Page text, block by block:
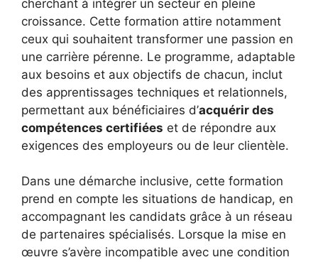
cherchant à intégrer un secteur en pleine
croissance. Cette formation attire notamment
ceux qui souhaitent transformer une passion en
une carrière pérenne. Le programme, adaptable
aux besoins et aux objectifs de chacun, inclut
des apprentissages techniques et relationnels,
permettant aux bénéficiaires d’acquérir des
compétences certifiées et de répondre aux
exigences des employeurs ou de leur clientèle.
Dans une démarche inclusive, cette formation
prend en compte les situations de handicap, en
accompagnant les candidats grâce à un réseau
de partenaires spécialisés. Lorsque la mise en
œuvre s’avère incompatible avec une condition